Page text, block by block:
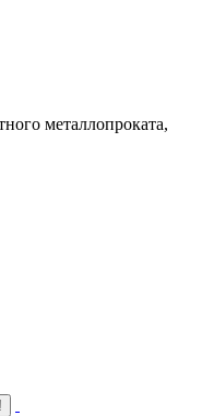
металлопроката,